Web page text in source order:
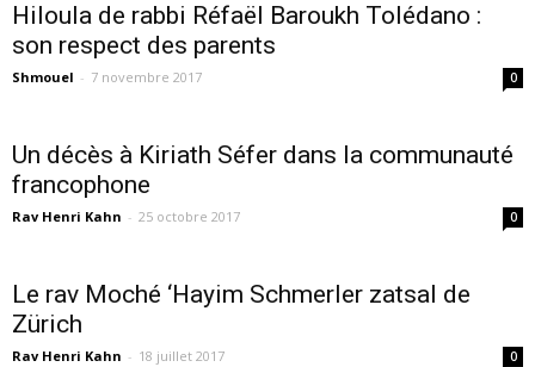
Hiloula de rabbi Réfaël Baroukh Tolédano :
son respect des parents
Shmouel - 7 novembre 2017 0
Un décès à Kiriath Séfer dans la communauté
francophone
Rav Henri Kahn - 25 octobre 2017 0
Le rav Moché ‘Hayim Schmerler zatsal de
Zürich
Rav Henri Kahn - 18 juillet 2017 0